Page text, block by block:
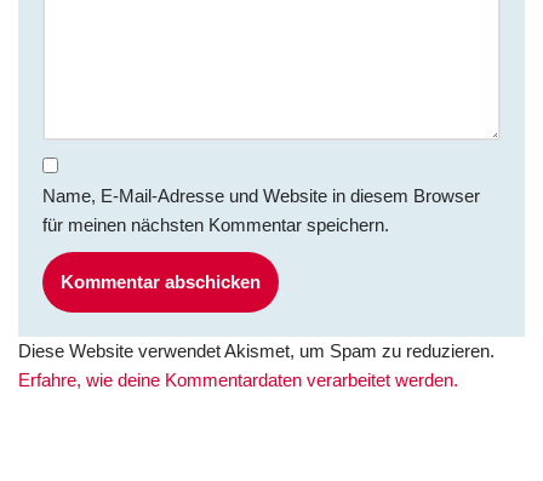
Name, E-Mail-Adresse und Website in diesem Browser
für meinen nächsten Kommentar speichern.
Diese Website verwendet Akismet, um Spam zu reduzieren.
Erfahre, wie deine Kommentardaten verarbeitet werden.